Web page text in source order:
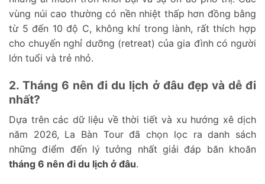
vùng núi cao thường có nền nhiệt thấp hơn đồng bằng
từ 5 đến 10 độ C, không khí trong lành, rất thích hợp
cho chuyến nghỉ dưỡng (retreat) của gia đình có người
lớn tuổi và trẻ nhỏ.
2. Tháng 6 nên đi du lịch ở đâu đẹp và dễ đi
nhất?
Dựa trên các dữ liệu về thời tiết và xu hướng xê dịch
năm 2026, La Bàn Tour đã chọn lọc ra danh sách
những điểm đến lý tưởng nhất giải đáp băn khoăn
tháng 6 nên đi du lịch ở đâu.